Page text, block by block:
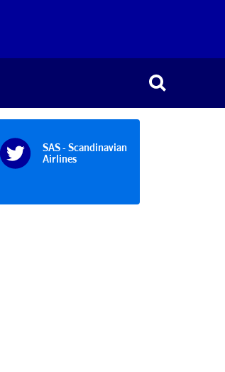
SAS - Scandinavian
Airlines